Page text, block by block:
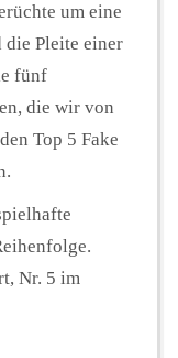
um eine
Pleite einer
fünf
die wir von
Top 5 Fake
Nr. 5 im